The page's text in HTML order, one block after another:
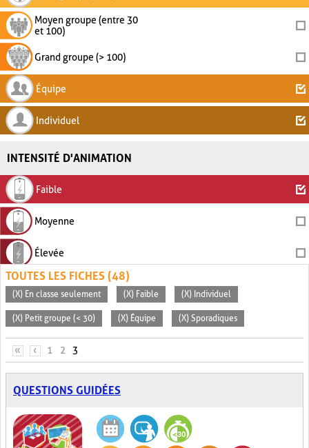
Moyen groupe (entre 30
et 100)
Grand groupe (> 100)
Équipe
Individuel
INTENSITÉ D'ANIMATION
Faible
Moyenne
Élevée
TOUTES LES FICHES (48)
(X) En classe seulement (X) Faible (X) Individuel
(X) Petit groupe (< 30) (X) Équipe (X) Sporadiques
PAGES
« ‹ 1 2 3
QUESTIONS GUIDÉES